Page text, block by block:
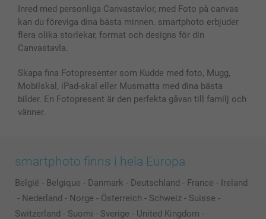
Inred med personliga Canvastavlor, med Foto på canvas
kan du föreviga dina bästa minnen. smartphoto erbjuder
flera olika storlekar, format och designs för din
Canvastavla.
Skapa fina Fotopresenter som Kudde med foto, Mugg,
Mobilskal, iPad-skal eller Musmatta med dina bästa
bilder. En Fotopresent är den perfekta gåvan till familj och
vänner.
smartphoto finns i hela Europa
België - Belgique - Danmark - Deutschland - France - Ireland
- Nederland - Norge - Österreich - Schweiz - Suisse -
Switzerland - Suomi - Sverige - United Kingdom -